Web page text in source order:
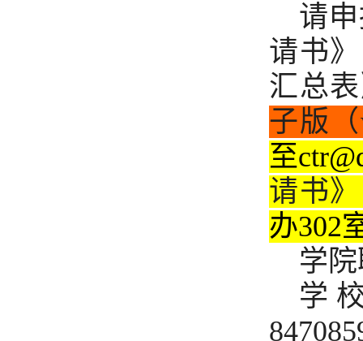
请
请书
汇总
子版（
至
请书
办302
学
学